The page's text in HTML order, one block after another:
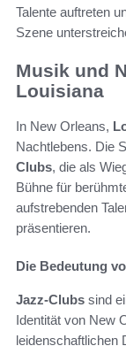
Talente auftreten
Szene
Musik und
Louisiana
In New Orleans,
Nachtlebens. Die
Clubs, die als
Bühne für
aufstrebenden
präsentieren.
Die Bedeutung
Jazz-Clubs sind
Identität von New
leidenschaftlichen